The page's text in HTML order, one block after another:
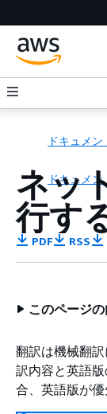
ドキュメン
ドキュメン
ネッ
行す
PDF RSS
このページ
翻訳は機械翻
訳内容と英語
合、英語版が優